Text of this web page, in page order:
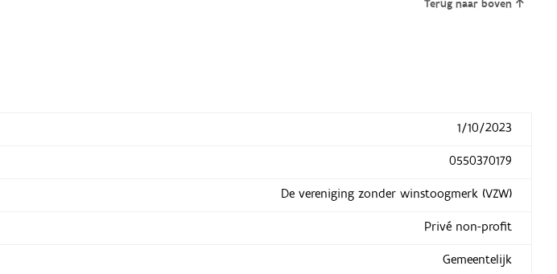
Terug naar boven
1/10/2023
0550370179
De vereniging zonder winstoogmerk (VZW)
Privé non-profit
Gemeentelijk